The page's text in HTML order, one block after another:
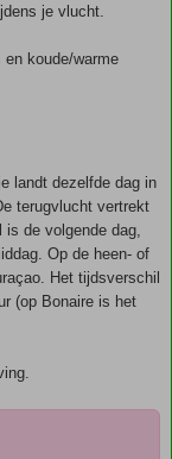
je vlucht.
koude/warme
landt dezelfde dag in
terugvlucht vertrekt
de volgende dag,
Op de heen- of
Het tijdsverschil
(op Bonaire is het